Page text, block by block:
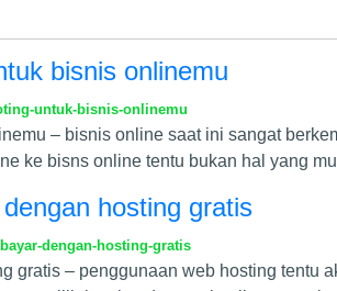
bisnis onlinemu
untuk-bisnis-onlinemu
– bisnis online saat ini sangat
ke bisns online tentu bukan hal yang
hosting gratis
dengan-hosting-gratis
gratis – penggunaan web hosting tentu